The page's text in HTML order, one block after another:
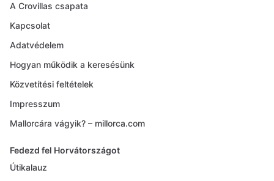
A Crovillas csapata
Kapcsolat
Adatvédelem
Hogyan működik a keresésünk
Közvetítési feltételek
Impresszum
Mallorcára vágyik? – millorca.com
Fedezd fel Horvátországot
Útikalauz